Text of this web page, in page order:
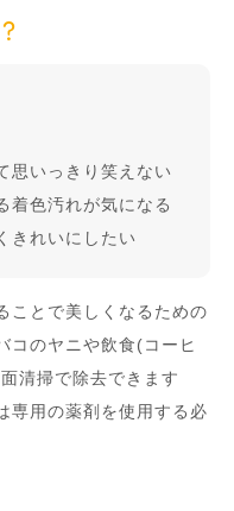
思いっきり笑えない
着色汚れが気になる
きれいにしたい
ことで美しくなるための
コのヤニや飲食(コーヒ
清掃で除去できます
専用の薬剤を使用する必